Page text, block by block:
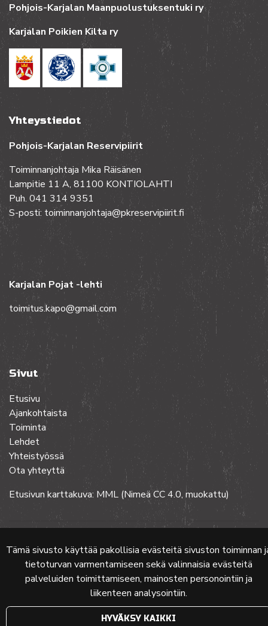
Tämä sivusto käyttää pakollisia evästeitä sivuston toiminnan
tietoturvan varmentamiseen sekä valinnaisia evästeitä
palveluiden toimittamiseen, mainosten personointiin ja
liikenteen analysointiin.
HYVÄKSY KAIKKI
Pohjois-Karjalan Maanpuolustuksentuki ry
Karjalan Poikien Kilta ry
Yhteystiedot
Pohjois-Karjalan Reservipiirit
Toiminnanjohtaja Mika Räisänen
Lampitie 11 A, 81100 KONTIOLAHTI
Puh. 041 314 9351
S-posti: toiminnanjohtaja@pkreservipiirit.fi
Karjalan Pojat -lehti
toimitus.kapo@gmail.com
Sivut
Etusivu
Ajankohtaista
Toiminta
Lehdet
Yhteistyössä
Ota yhteyttä
Etusivun karttakuva: MML (Nimeä CC 4.0, muokattu)